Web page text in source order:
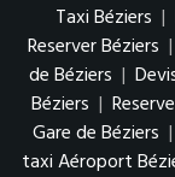
Taxi Béziers |
Reserver Béziers |
de Béziers |
Béziers |
Gare de Béziers |
taxi Aéroport